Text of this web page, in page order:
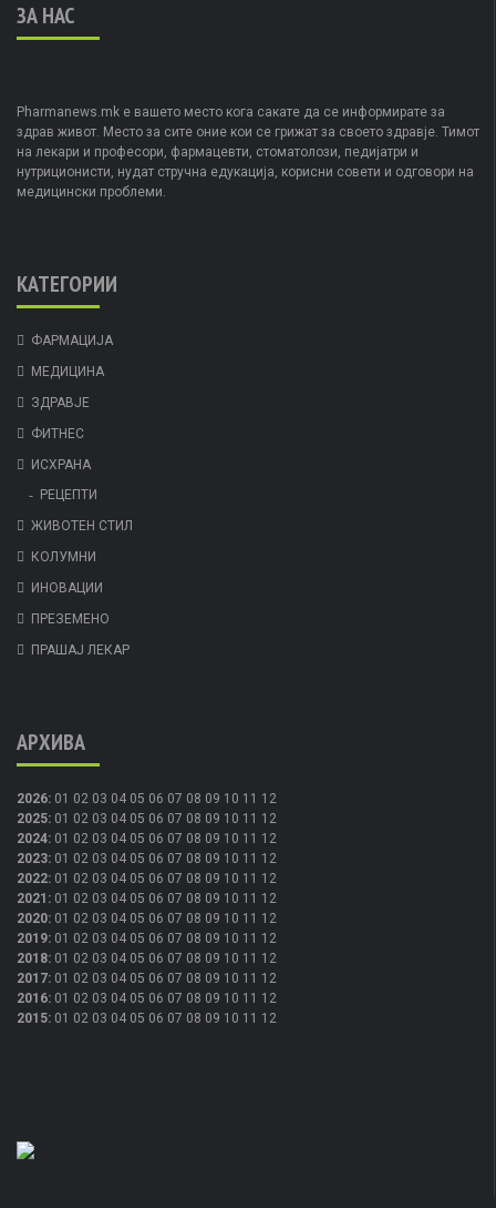
ЗА НАС
Pharmanews.mk е вашето место кога сакате да се информирате за
здрав живот. Место за сите оние кои се грижат за своето здравје. Тимот
на лекари и професори, фармацевти, стоматолози, педијатри и
нутриционисти, нудат стручна едукација, корисни совети и одговори на
медицински проблеми.
КАТЕГОРИИ
ФАРМАЦИЈА
МЕДИЦИНА
ЗДРАВЈЕ
ФИТНЕС
ИСХРАНА
РЕЦЕПТИ
ЖИВОТЕН СТИЛ
КОЛУМНИ
ИНОВАЦИИ
ПРЕЗЕМЕНО
ПРАШАЈ ЛЕКАР
АРХИВА
2026: 01 02 03 04 05 06 07 08 09 10 11 12
2025: 01 02 03 04 05 06 07 08 09 10 11 12
2024: 01 02 03 04 05 06 07 08 09 10 11 12
2023: 01 02 03 04 05 06 07 08 09 10 11 12
2022: 01 02 03 04 05 06 07 08 09 10 11 12
2021 : 01 02 03 04 05 06 07 08 09 10 11 12
2020: 01 02 03 04 05 06 07 08 09 10 11 12
2019: 01 02 03 04 05 06 07 08 09 10 11 12
2018: 01 02 03 04 05 06 07 08 09 10 11 12
2017: 01 02 03 04 05 06 07 08 09 10 11 12
2016: 01 02 03 04 05 06 07 08 09 10 11 12
2015: 01 02 03 04 05 06 07 08 09 10 11 12